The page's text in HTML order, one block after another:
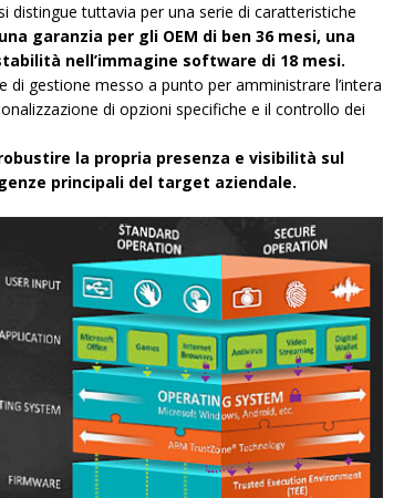
distingue tuttavia per una serie di caratteristiche
garanzia per gli OEM di ben 36 mesi, una
nell’immagine software di 18 mesi.
di gestione messo a punto per amministrare l’intera
di opzioni specifiche e il controllo dei
la propria presenza e visibilità sul
principali del target aziendale.